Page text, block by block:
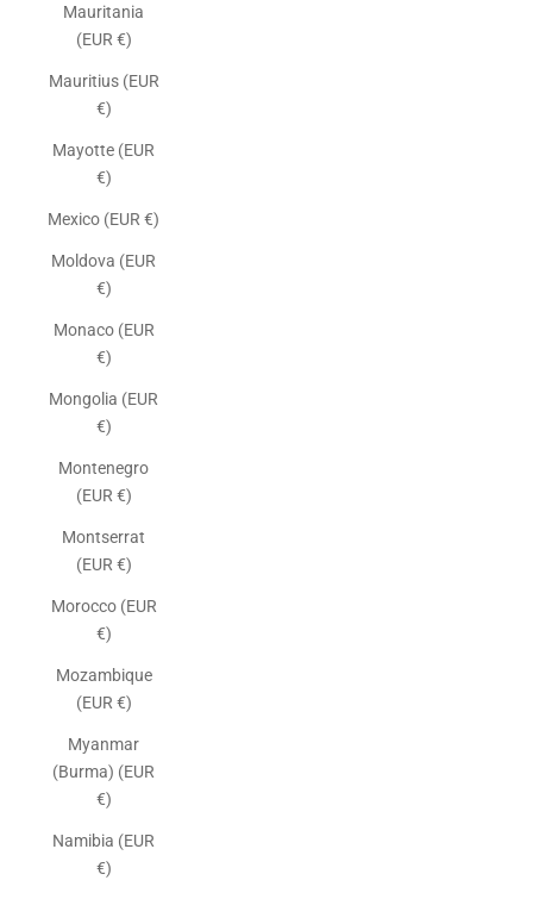
Mauritania
(EUR €)
Mauritius (EUR
€)
Mayotte (EUR
€)
Mexico (EUR €)
Moldova (EUR
€)
Monaco (EUR
€)
Mongolia (EUR
€)
Montenegro
(EUR €)
Montserrat
(EUR €)
Morocco (EUR
€)
Mozambique
(EUR €)
Myanmar
(Burma) (EUR
€)
Namibia (EUR
€)